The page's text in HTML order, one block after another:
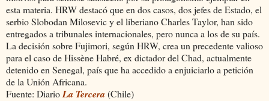
esta materia. HRW destacó que en dos casos, dos jefes de Estado, el
serbio Slobodan Milosevic y el liberiano Charles Taylor, han sido
entregados a tribunales internacionales, pero nunca a los de su país.
La decisión sobre Fujimori, según HRW, crea un precedente valioso
para el caso de Hissène Habré, ex dictador del Chad, actualmente
detenido en Senegal, país que ha accedido a enjuiciarlo a petición
de la Unión Africana.
Fuente: DiarioLa Tercera (Chile)